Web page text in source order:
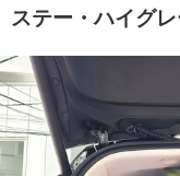
ステー・ハイグ